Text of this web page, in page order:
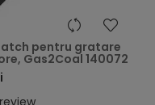
pentru gratare
Gas2Coal 140072